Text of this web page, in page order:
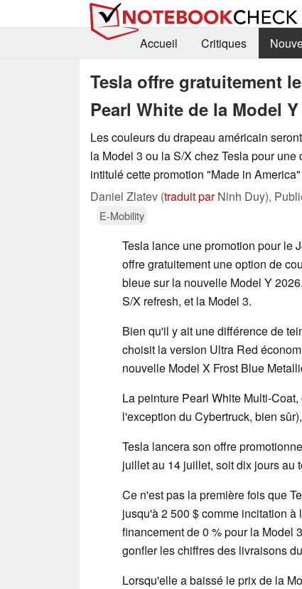
Accueil
Critiques
Tesla offre gratuitement
Pearl White de la Model
Les couleurs du drapeau américain
la Model 3 ou la S/X chez Tesla pour une
intitulé cette promotion "Made in America"
Daniel Zlatev (traduit parNinh Duy),
E-Mobility
Tesla lance une promotion pour le
offre gratuitement une option de
bleue sur la nouvelle Model Y
S/X refresh, et la Model 3.
Bien qu'il y ait une différence de
choisit la version Ultra Red
nouvelle Model X Frost Blue
La peinture Pearl White Multi-
l'exception du Cybertruck, bien
Tesla lancera son offre
juillet au 14 juillet, soit dix jours au
Ce n'est pas la première fois que
jusqu'à 2 500 $ comme incitation
financement de 0 % pour la Model
gonfler les chiffres des livraisons
Lorsqu'elle a baissé le prix de la